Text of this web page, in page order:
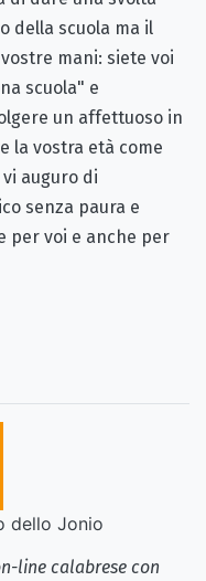
della scuola ma il
mani: siete voi
scuola" e
un affettuoso in
la vostra età come
auguro di
senza paura e
per voi e anche per
dello Jonio
line calabrese con